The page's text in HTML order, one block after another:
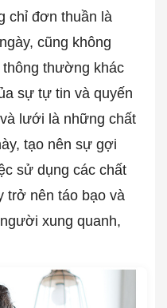
chỉ đơn thuần là
cũng không
thường khác
sự tự tin và quyến
lưới là những chất
tạo nên sự gợi
sử dụng các chất
trở nên táo bạo và
xung quanh,